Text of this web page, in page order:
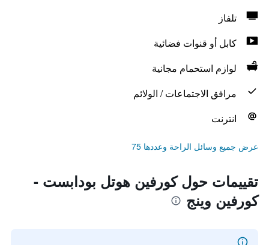
تلفاز
كابل أو قنوات فضائية
لوازم استحمام مجانية
مرافق الاجتماعات / الولائم
انترنت
عرض جميع وسائل الراحة وعددها 75
تقييمات حول كورفين هوتل بودابست -
كورفين وينج